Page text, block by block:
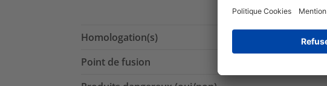
Homologation(s)
Point de fusion